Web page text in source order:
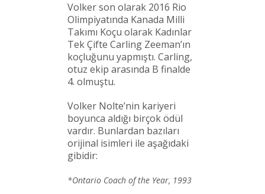
Volker son olarak 2016 Rio
Olimpiyatında Kanada Milli
Takımı Koçu olarak Kadınlar
Tek Çifte Carling Zeeman’ın
koçluğunu yapmıştı. Carling,
otuz ekip arasında B finalde
4. olmuştu.
Volker Nolte’nin kariyeri
boyunca aldığı birçok ödül
vardır. Bunlardan bazıları
orijinal isimleri ile aşağıdaki
gibidir:
*Ontario Coach of the Year, 1993